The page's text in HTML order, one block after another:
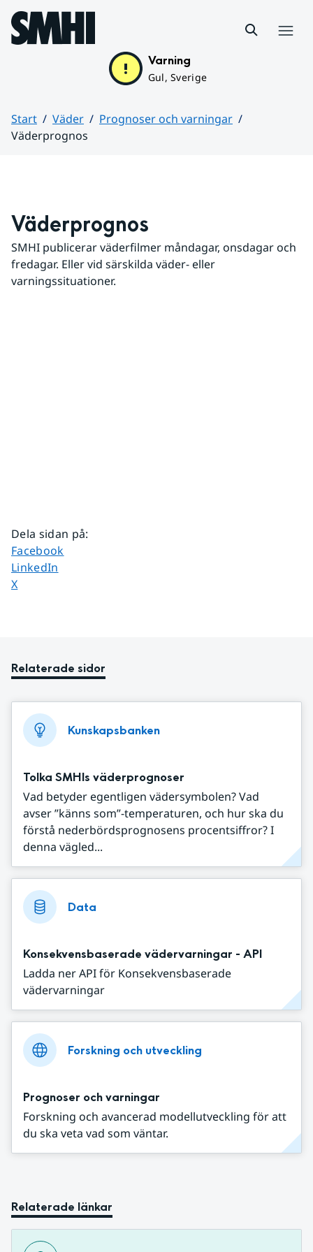
Hoppa till sidans innehåll
Varning
Gul, Sverige
Start Väder
Prognoser och varningar
Väderprognos
Väderprognos
SMHI publicerar väderfilmer måndagar, onsdagar och
fredagar. Eller vid särskilda väder- eller
varningssituationer.
Dela sidan på:
Dela sidan på
Facebook
Dela sidan på
LinkedIn
Dela sidan på
X
Relaterade sidor
Kunskapsbanken
Tolka SMHIs väderprognoser
Vad betyder egentligen vädersymbolen? Vad
avser ”känns som”-temperaturen, och hur ska du
förstå nederbördsprognosens procentsiffror? I
denna vägled...
Data
Konsekvensbaserade vädervarningar - API
Ladda ner API för Konsekvensbaserade
vädervarningar
Forskning och utveckling
Prognoser och varningar
Forskning och avancerad modellutveckling för att
du ska veta vad som väntar.
Relaterade länkar